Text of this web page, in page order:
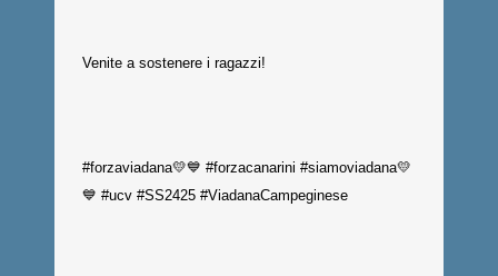
Venite a sostenere i ragazzi!
#forzaviadana💛💙 #forzacanarini #siamoviadana💛
💙 #ucv #SS2425 #ViadanaCampeginese